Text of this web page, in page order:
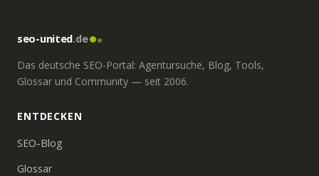
seo-united.de
Das deutsche SEO-Portal: Agentursuche, Blog, Tools,
Glossar und Community — seit 2006.
ENTDECKEN
SEO-Blog
Glossar